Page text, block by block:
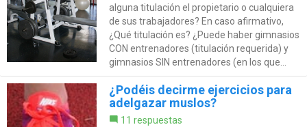
alguna titulación el propietario o cualquiera
de sus trabajadores? En caso afirmativo,
¿Qué titulación es? ¿Puede haber gimnasios
CON entrenadores (titulación requerida) y
gimnasios SIN entrenadores (en los que...
¿Podéis decirme ejercicios para
adelgazar muslos?
11 respuestas